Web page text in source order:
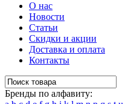
О нас
Новости
Статьи
Скидки и акции
Доставка и оплата
Контакты
Бренды по алфавиту: